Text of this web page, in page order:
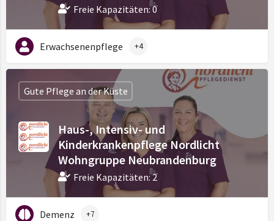
Freie Kapazitäten: 0
Erwachsenenpflege +4
Haus-, Intensiv- und
Kinderkrankenpflege Nordlicht
Wohngruppe Neubrandenburg
Freie Kapazitäten: 2
Gute Pflege an der Küste
Demenz +7